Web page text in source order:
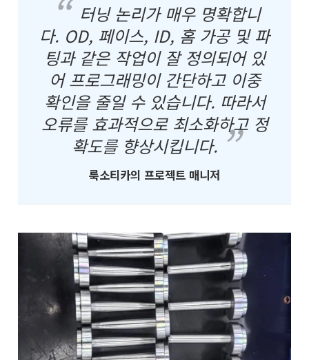
터닝 논리가 매우 명확합니
다. OD, 페이스, ID, 홈 가공 및 파
팅과 같은 작업이 잘 정의되어 있
어 프로그래밍이 간단하고 이중
확인을 줄일 수 있습니다. 따라서
오류를 효과적으로 최소화하고 정
확도를 향상시킵니다.
룩소티카의 프로젝트 매니저